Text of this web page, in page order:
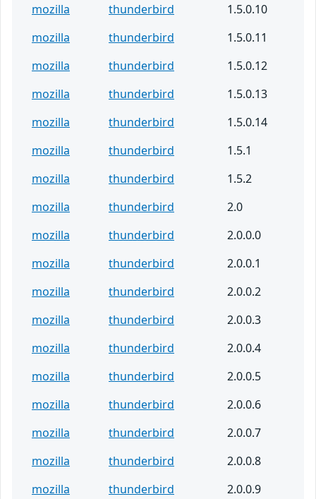
mozilla thunderbird
1.5.0.10
mozilla
thunderbird
1.5.0.11
mozilla
thunderbird
1.5.0.12
mozilla
thunderbird
1.5.0.13
mozilla
thunderbird
1.5.0.14
mozilla
thunderbird
1.5.1
mozilla
thunderbird
1.5.2
mozilla
thunderbird
2.0
mozilla
thunderbird
2.0.0.0
mozilla
thunderbird
2.0.0.1
mozilla
thunderbird
2.0.0.2
mozilla
thunderbird
2.0.0.3
mozilla
thunderbird
2.0.0.4
mozilla
thunderbird
2.0.0.5
mozilla
thunderbird
2.0.0.6
mozilla
thunderbird
2.0.0.7
mozilla
thunderbird
2.0.0.8
mozilla
thunderbird
2.0.0.9